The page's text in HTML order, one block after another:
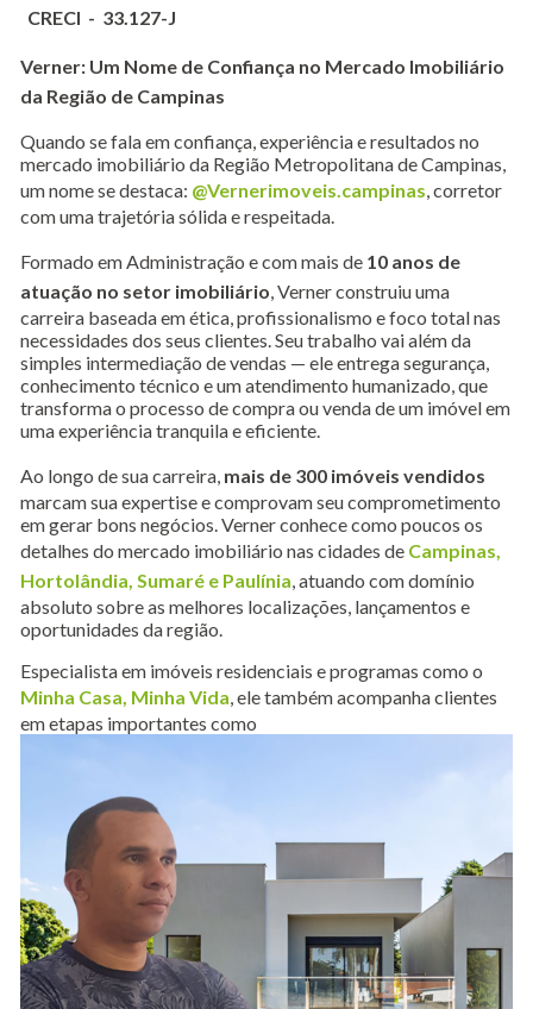
CRECI - 33.127-J
Verner: Um Nome de Confiança no Mercado Imobiliário
da Região de Campinas
Quando se fala em confiança, experiência e resultados no
mercado imobiliário da Região Metropolitana de Campinas,
um nome se destaca: @Vernerimoveis.campinas , corretor
com uma trajetória sólida e respeitada.
Formado em Administração e com mais de 10 anos de
atuação no setor imobiliário , Verner construiu uma
carreira baseada em ética, profissionalismo e foco total nas
necessidades dos seus clientes. Seu trabalho vai além da
simples intermediação de vendas — ele entrega segurança,
conhecimento técnico e um atendimento humanizado, que
transforma o processo de compra ou venda de um imóvel em
uma experiência tranquila e eficiente.
Ao longo de sua carreira, mais de 300 imóveis vendidos
marcam sua expertise e comprovam seu comprometimento
em gerar bons negócios. Verner conhece como poucos os
detalhes do mercado imobiliário nas cidades de Campinas,
Hortolândia, Sumaré e Paulínia , atuando com domínio
absoluto sobre as melhores localizações, lançamentos e
oportunidades da região.
Especialista em imóveis residenciais e programas como o
Minha Casa, Minha Vida , ele também acompanha clientes
em etapas importantes como